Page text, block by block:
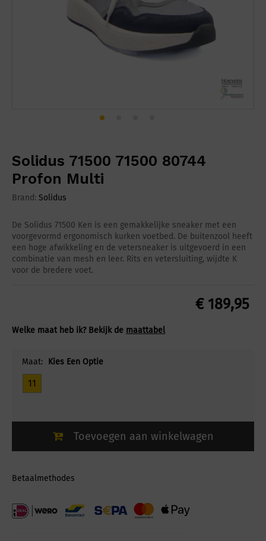
Solidus 71500 71500 80744
Profon Multi
Brand: Solidus
De Solidus 71500 Ken is een gemakkelijke sneaker met een
voorgevormd ergonomisch kurken voetbed. De buitenzool heeft
een hoge afwikkeling en de vetersneaker is uitgevoerd in een
combinatie van mesh en leer. Rits en vetersluiting, wijdte K
voor de bredere voet.
€189,95
Welke maat heb ik? Bekijk de maattabel
Maat: Kies Een Optie
11
Toevoegen aan winkelwagen
Betaalmethodes